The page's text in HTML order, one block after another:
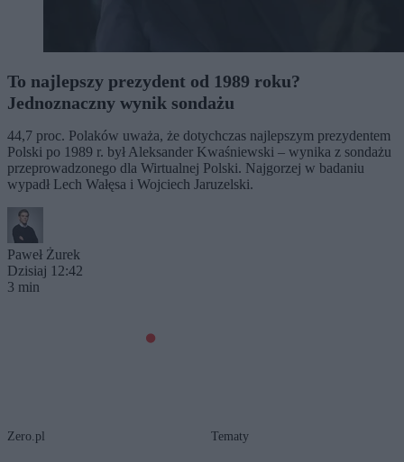
To najlepszy prezydent od 1989 roku?
Jednoznaczny wynik sondażu
44,7 proc. Polaków uważa, że dotychczas najlepszym prezydentem
Polski po 1989 r. był Aleksander Kwaśniewski – wynika z sondażu
przeprowadzonego dla Wirtualnej Polski. Najgorzej w badaniu
wypadł Lech Wałęsa i Wojciech Jaruzelski.
Paweł Żurek
Dzisiaj 12:42
3 min
Zero.pl Tematy